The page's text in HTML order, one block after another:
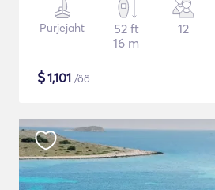
Purjejaht
52 ft
16 m
12
$1,101 /öö